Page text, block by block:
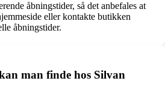
åbningstider, så det anbefales at
eller kontakte butikken
åbningstider.
man finde hos Silvan